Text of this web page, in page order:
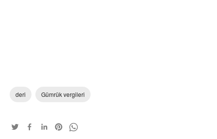
deri Gümrük vergileri